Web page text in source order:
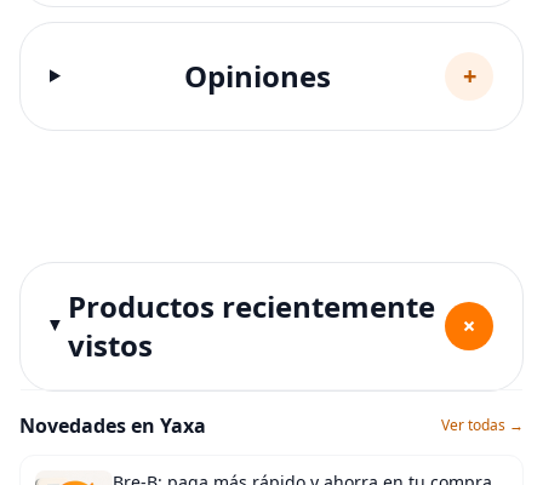
Opiniones +
Productos recientemente
vistos
+
Novedades en Yaxa Ver todas →